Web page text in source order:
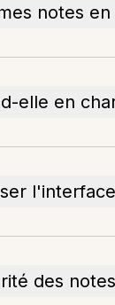
notes en
elle en
des